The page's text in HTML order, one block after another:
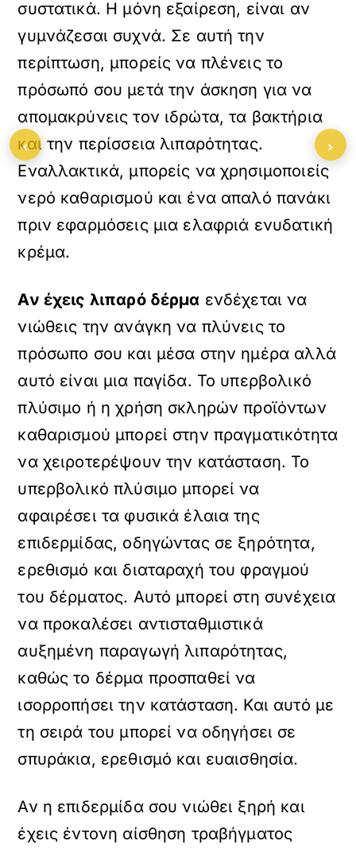
συστατικά. Η μόνη εξαίρεση, είναι αν
γυμνάζεσαι συχνά. Σε αυτή την
περίπτωση, μπορείς να πλένεις το
πρόσωπό σου μετά την άσκηση για να
απομακρύνεις τον ιδρώτα, τα βακτήρια
και την περίσσεια λιπαρότητας.
Εναλλακτικά, μπορείς να χρησιμοποιείς
νερό καθαρισμού και ένα απαλό πανάκι
πριν εφαρμόσεις μια ελαφριά ενυδατική
κρέμα.
Αν έχεις λιπαρό δέρμα ενδέχεται να
νιώθεις την ανάγκη να πλύνεις το
πρόσωπο σου και μέσα στην ημέρα αλλά
αυτό είναι μια παγίδα. Το υπερβολικό
πλύσιμο ή η χρήση σκληρών προϊόντων
καθαρισμού μπορεί στην πραγματικότητα
να χειροτερέψουν την κατάσταση. Το
υπερβολικό πλύσιμο μπορεί να
αφαιρέσει τα φυσικά έλαια της
επιδερμίδας, οδηγώντας σε ξηρότητα,
ερεθισμό και διαταραχή του φραγμού
του δέρματος. Αυτό μπορεί στη συνέχεια
να προκαλέσει αντισταθμιστικά
αυξημένη παραγωγή λιπαρότητας,
καθώς το δέρμα προσπαθεί να
ισορροπήσει την κατάσταση. Και αυτό με
τη σειρά του μπορεί να οδηγήσει σε
σπυράκια, ερεθισμό και ευαισθησία.
Αν η επιδερμίδα σου νιώθει ξηρή και
έχεις έντονη αίσθηση τραβήγματος
‹ ›